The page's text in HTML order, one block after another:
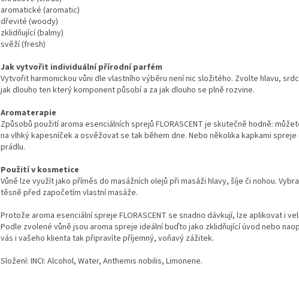
aromatické (aromatic)
dřevité (woody)
zklidňující (balmy)
svěží (fresh)
Jak vytvořit individuální přírodní parfém
Vytvořit harmonickou vůni dle vlastního výběru není nic složitého. Zvolte hlavu,
jak dlouho ten který komponent působí a za jak dlouho se plně rozvine.
Aromaterapie
Způsobů použití aroma esenciálních sprejů FLORASCENT je skutečně hodně:
na vlhký kapesníček a osvěžovat se tak během dne. Nebo několika kapkami
prádlu.
Použití v kosmetice
Vůně lze využít jako příměs do masážních olejů při masáži hlavy, šíje či nohou.
těsně před započetím vlastní masáže.
Protože aroma esenciální spreje FLORASCENT se snadno dávkují, lze aplikovat i
Podle zvolené vůně jsou aroma spreje ideální buďto jako zklidňující úvod nebo
vás i vašeho klienta tak připravíte příjemný, voňavý zážitek.
Složení: INCI: Alcohol, Water, Anthemis nobilis, Limonene.